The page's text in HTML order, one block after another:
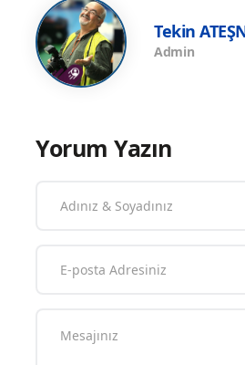
Tekin
Admin
Yorum Yazın